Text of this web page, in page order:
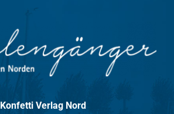
Konfetti Verlag Nord